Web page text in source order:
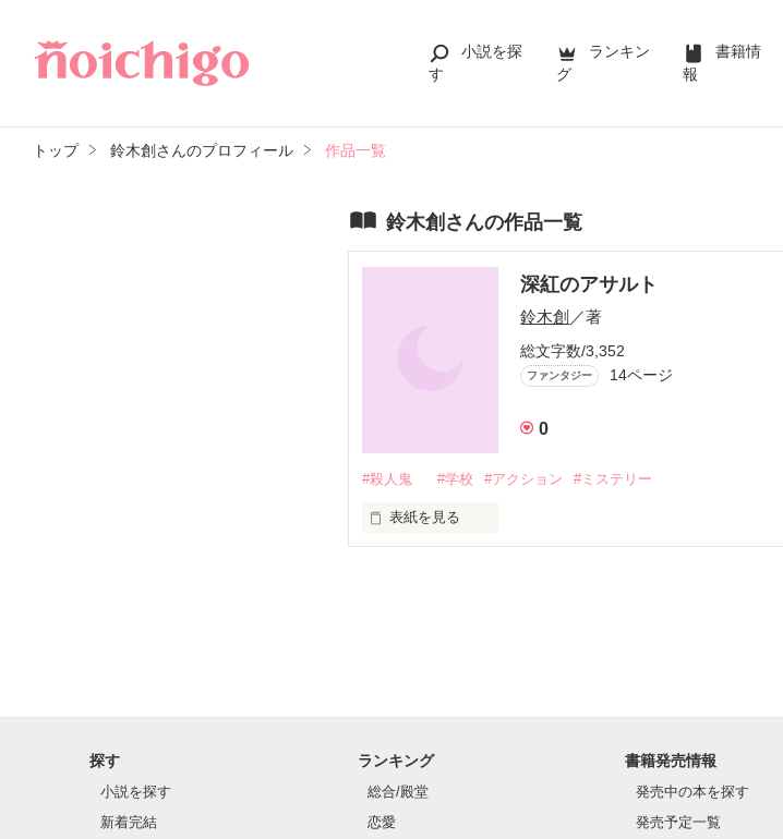
小説を探
す
ランキン
グ
書籍情
報
トップ 鈴木創さんのプロフィール 作品一覧
鈴木創さんの作品一覧
深紅のアサルト
鈴木創 ／著
総文字数/3,352
ファンタジー 14ページ
0
#殺人鬼 #学校 #アクション #ミステリー
表紙を見る
探す
小説を探す
新着完結
ランキング
総合/殿堂
恋愛
書籍発売情報
発売中の本を探す
発売予定一覧